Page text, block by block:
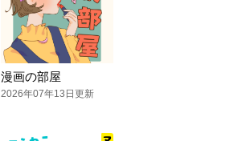
漫画の部屋
2026年07年13日更新